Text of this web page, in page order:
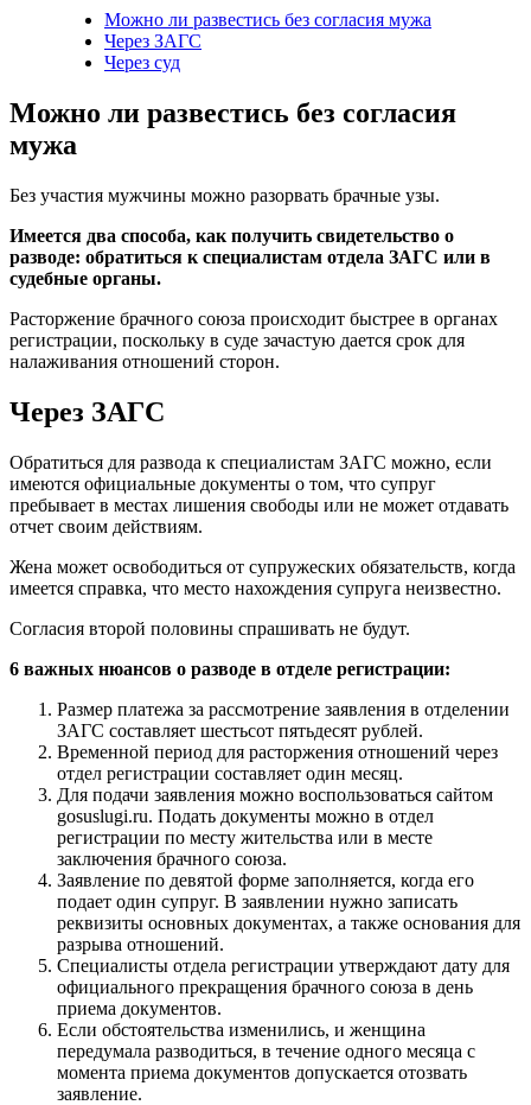
Можно ли развестись без согласия мужа
Через ЗАГС
Через суд
Можно ли развестись без согласия
мужа
Без участия мужчины можно разорвать брачные узы.
Имеется два способа, как получить свидетельство о
разводе: обратиться к специалистам отдела ЗАГС или в
судебные органы.
Расторжение брачного союза происходит быстрее в органах
регистрации, поскольку в суде зачастую дается срок для
налаживания отношений сторон.
Через ЗАГС
Обратиться для развода к специалистам ЗАГС можно, если
имеются официальные документы о том, что супруг
пребывает в местах лишения свободы или не может отдавать
отчет своим действиям.
Жена может освободиться от супружеских обязательств, когда
имеется справка, что место нахождения супруга неизвестно.
Согласия второй половины спрашивать не будут.
6 важных нюансов о разводе в отделе регистрации:
Размер платежа за рассмотрение заявления в отделении
ЗАГС составляет шестьсот пятьдесят рублей.
Временной период для расторжения отношений через
отдел регистрации составляет один месяц.
Для подачи заявления можно воспользоваться сайтом
gosuslugi.ru. Подать документы можно в отдел
регистрации по месту жительства или в месте
заключения брачного союза.
Заявление по девятой форме заполняется, когда его
подает один супруг. В заявлении нужно записать
реквизиты основных документах, а также основания для
разрыва отношений.
Специалисты отдела регистрации утверждают дату для
официального прекращения брачного союза в день
приема документов.
Если обстоятельства изменились, и женщина
передумала разводиться, в течение одного месяца с
момента приема документов допускается отозвать
заявление.